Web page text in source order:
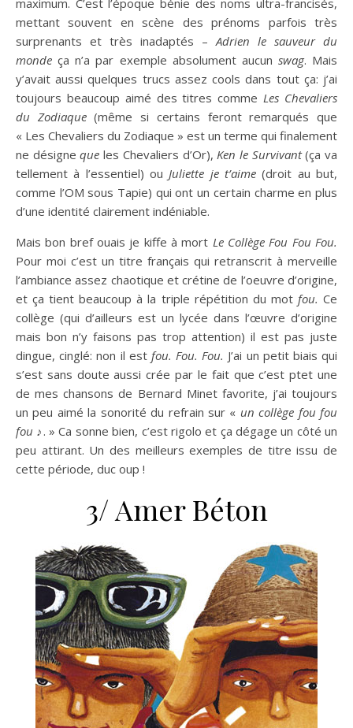
maximum. C’est l’époque bénie des noms ultra-francisés,
mettant souvent en scène des prénoms parfois très
surprenants et très inadaptés –Adrien le sauveur du
monde ça n’a par exemple absolument aucun swag. Mais
y’avait aussi quelques trucs assez cools dans tout ça: j’ai
toujours beaucoup aimé des titres commeLes Chevaliers
du Zodiaque(même si certains feront remarqués que
« Les Chevaliers du Zodiaque » est un terme qui finalement
ne désigneque les Chevaliers d’Or),Ken le Survivant(ça va
tellement à l’essentiel) ouJuliette je t’aime(droit au but,
comme l’OM sous Tapie) qui ont un certain charme en plus
d’une identité clairement indéniable.
Mais bon bref ouais je kiffe à mort Le Collège Fou Fou Fou.
Pour moi c’est un titre français qui retranscrit à merveille
l’ambiance assez chaotique et crétine de l’oeuvre d’origine,
et ça tient beaucoup à la triple répétition du mot fou. Ce
collège (qui d’ailleurs est un lycée dans l’œuvre d’origine
mais bon n’y faisons pas trop attention) il est pas juste
dingue, cinglé: non il est fou. Fou. Fou. J’ai un petit biais qui
s’est sans doute aussi crée par le fait que c’est ptet une
de mes chansons de Bernard Minet favorite, j’ai toujours
un peu aimé la sonorité du refrain sur « un collège fou fou
fou ♪. » Ca sonne bien, c’est rigolo et ça dégage un côté un
peu attirant. Un des meilleurs exemples de titre issu de
cette période, duc oup !
3/ Amer Béton